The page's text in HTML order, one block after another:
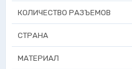
КОЛИЧЕСТВО РАЗЪЕМОВ
СТРАНА
МАТЕРИАЛ